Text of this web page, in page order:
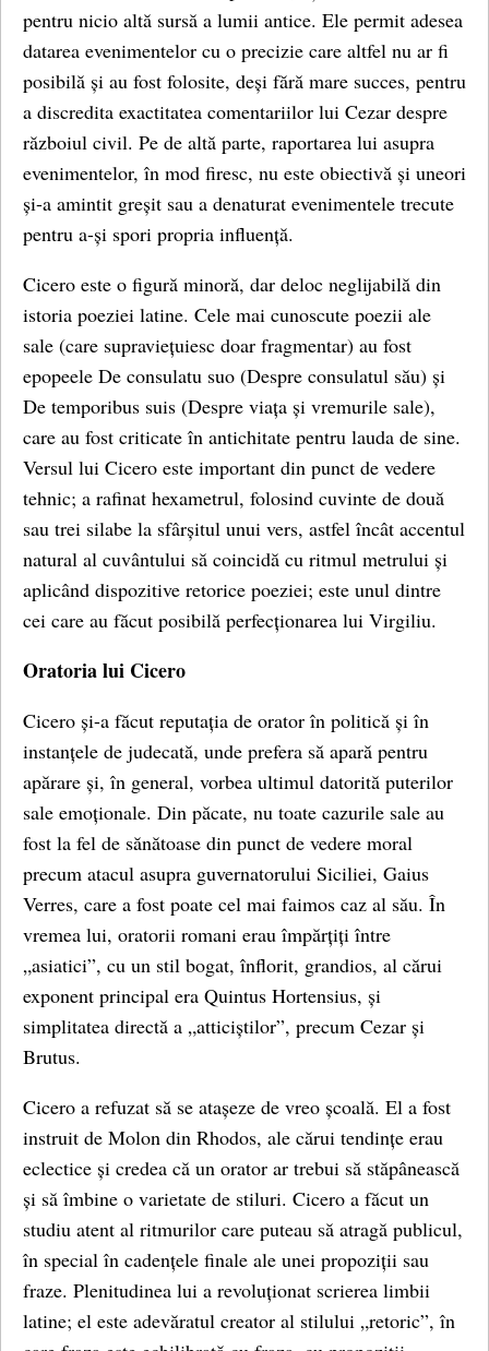
pentru nicio altă sursă a lumii antice. Ele permit adesea
datarea evenimentelor cu o precizie care altfel nu ar fi
posibilă și au fost folosite, deși fără mare succes, pentru
a discredita exactitatea comentariilor lui Cezar despre
războiul civil. Pe de altă parte, raportarea lui asupra
evenimentelor, în mod firesc, nu este obiectivă și uneori
și-a amintit greșit sau a denaturat evenimentele trecute
pentru a-și spori propria influență.
Cicero este o figură minoră, dar deloc neglijabilă din
istoria poeziei latine. Cele mai cunoscute poezii ale
sale (care supraviețuiesc doar fragmentar) au fost
epopeele De consulatu suo (Despre consulatul său) și
De temporibus suis (Despre viața și vremurile sale),
care au fost criticate în antichitate pentru lauda de sine.
Versul lui Cicero este important din punct de vedere
tehnic; a rafinat hexametrul, folosind cuvinte de două
sau trei silabe la sfârșitul unui vers, astfel încât accentul
natural al cuvântului să coincidă cu ritmul metrului și
aplicând dispozitive retorice poeziei; este unul dintre
cei care au făcut posibilă perfecționarea lui Virgiliu.
Oratoria lui Cicero
Cicero și-a făcut reputația de orator în politică și în
instanțele de judecată, unde prefera să apară pentru
apărare și, în general, vorbea ultimul datorită puterilor
sale emoționale. Din păcate, nu toate cazurile sale au
fost la fel de sănătoase din punct de vedere moral
precum atacul asupra guvernatorului Siciliei, Gaius
Verres, care a fost poate cel mai faimos caz al său. În
vremea lui, oratorii romani erau împărțiți între
„asiatici”, cu un stil bogat, înflorit, grandios, al cărui
exponent principal era Quintus Hortensius, și
simplitatea directă a „atticiștilor”, precum Cezar și
Brutus.
Cicero a refuzat să se atașeze de vreo școală. El a fost
instruit de Molon din Rhodos, ale cărui tendințe erau
eclectice și credea că un orator ar trebui să stăpânească
și să îmbine o varietate de stiluri. Cicero a făcut un
studiu atent al ritmurilor care puteau să atragă publicul,
în special în cadențele finale ale unei propoziții sau
fraze. Plenitudinea lui a revoluționat scrierea limbii
latine; el este adevăratul creator al stilului „retoric”, în